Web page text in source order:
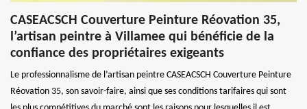
CASEACSCH Couverture Peinture Réovation 35,
l’artisan peintre à Villamee qui bénéficie de la
confiance des propriétaires exigeants
Le professionnalisme de l’artisan peintre CASEACSCH Couverture Peinture
Réovation 35, son savoir-faire, ainsi que ses conditions tarifaires qui sont